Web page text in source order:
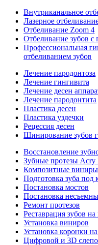
Внутриканальное
Лазерное
Отбеливание Zoom 4
Отбеливание зубов с
Профессиональная
отбеливанием зубов
Лечение пародонтоза
Лечение гингивита
Лечение десен
Лечение пародонтита
Пластика десен
Пластика уздечки
Рецессия десен
Шинирование зубов
Восстановление
Зубные протезы Acry
Композитные виниры
Подготовка зуба под
Постановка мостов
Постановка
Ремонт протезов
Реставрация зубов
Установка виниров
Установка коронки
Цифровой и 3D